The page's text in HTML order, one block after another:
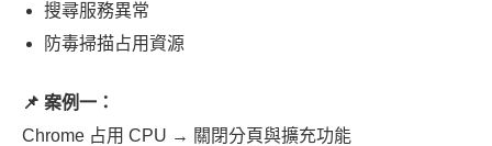
搜尋服務異常
防毒掃描占用資源
📌 案例一：
Chrome 占用 CPU → 關閉分頁與擴充功能